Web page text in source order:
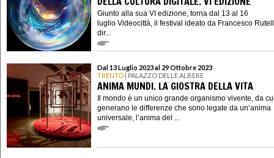
Giunto alla sua VI edizione, torna dal 13 al 16
luglio Videocittà, il festival ideato da Francesco
dir...
Dal 13 Luglio 2023 al 29 Ottobre 2023
TRENTO | PALAZZO DELLE ALBERE
ANIMA MUNDI. LA GIOSTRA DELLA VITA
Il mondo è un unico grande organismo vivente, da
generano le differenze che sono legate da un’anima
universale, l’anima del ...